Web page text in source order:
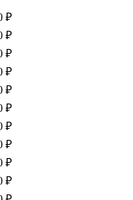
₽
₽
₽
₽
₽
₽
₽
₽
₽
₽